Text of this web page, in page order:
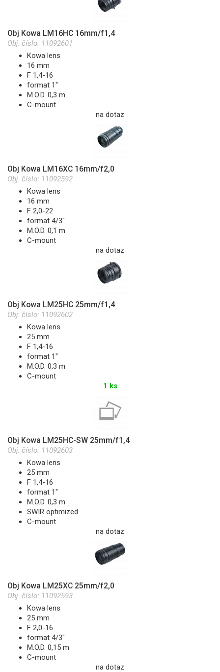
Obj Kowa LM16HC 16mm/f1,4
Obj. číslo: 11092601
Kowa lens
16 mm
F 1,4-16
format 1"
M.O.D. 0,3 m
C-mount
na dotaz
Obj Kowa LM16XC 16mm/f2,0
Obj. číslo: 11092592
Kowa lens
16 mm
F 2,0-22
format 4/3"
M.O.D. 0,1 m
C-mount
na dotaz
Obj Kowa LM25HC 25mm/f1,4
Obj. číslo: 11092602
Kowa lens
25 mm
F 1,4-16
format 1"
M.O.D. 0,3 m
C-mount
1 ks
Obj Kowa LM25HC-SW 25mm/f1,4
Obj. číslo: 11092603
Kowa lens
25 mm
F 1,4-16
format 1"
M.O.D. 0,3 m
SWIR optimized
C-mount
na dotaz
Obj Kowa LM25XC 25mm/f2,0
Obj. číslo: 11092593
Kowa lens
25 mm
F 2,0-16
format 4/3"
M.O.D. 0,15 m
C-mount
na dotaz